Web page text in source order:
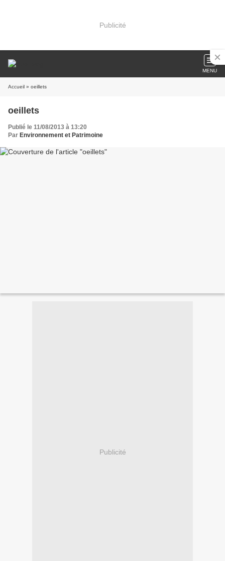
Publicité
MENU
Accueil » oeillets
oeillets
Publié le 11/08/2013 à 13:20
Par Environnement et Patrimoine
Publicité